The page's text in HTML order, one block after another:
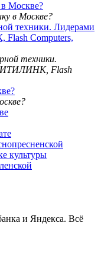
Москве?
техники. Лидерами
Computers,
культуры
и Яндекса. Всё